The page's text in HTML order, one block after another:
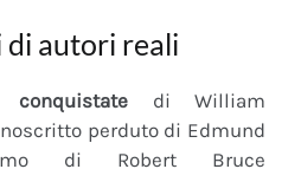
autori reali
conquistate di William
perduto di Edmund
di Robert Bruce